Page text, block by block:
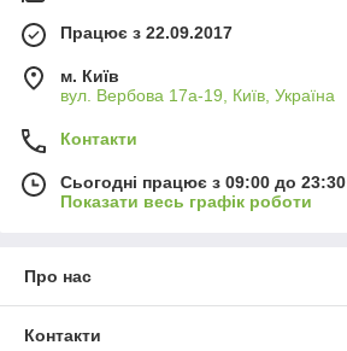
Працює з 22.09.2017
м. Київ
вул. Вербова 17а-19, Київ, Україна
Контакти
Сьогодні працює з 09:00 до 23:30
Показати весь графік роботи
Про нас
Контакти